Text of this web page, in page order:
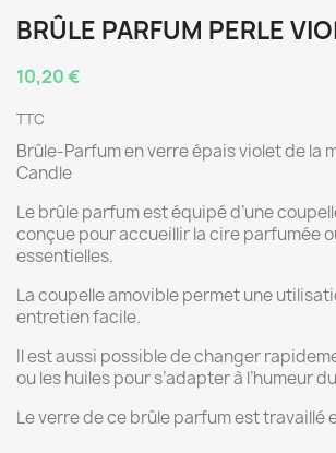
BRÛLE PARFUM PERLE
10,20 €
TTC
Brûle-Parfum en verre épais violet de la
Candle
Le brûle parfum est équipé d’une
conçue pour accueillir la cire parfumée
essentielles.
La coupelle amovible permet une
entretien facile.
Il est aussi possible de changer
ou les huiles pour s’adapter à l’humeur
Le verre de ce brûle parfum est travaillé